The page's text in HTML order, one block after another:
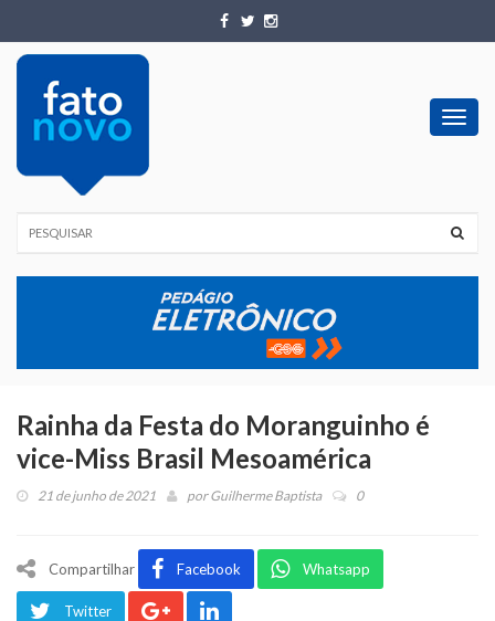
Rainha da Festa do Moranguinho é
vice-Miss Brasil Mesoamérica
21 de junho de 2021 porGuilherme Baptista 0
Compartilhar Facebook Whatsapp
Twitter